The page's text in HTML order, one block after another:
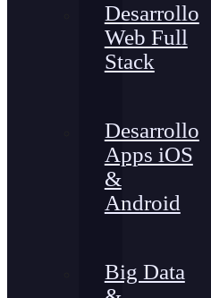
Desarrollo
Web Full
Stack
Desarrollo
Apps iOS
&
Android
Big Data